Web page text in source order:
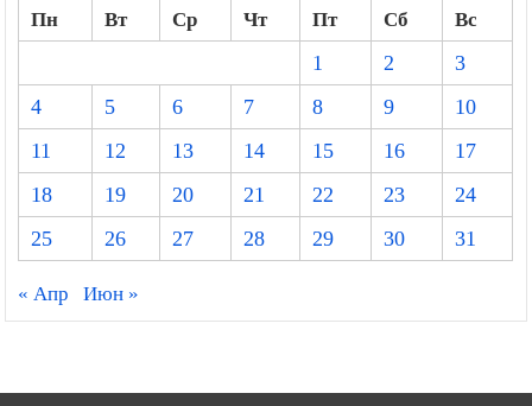
Пн Вт Ср Чт Пт Сб
Вс
1
2
3
4
5 6 7 8 9
10
11
12 13 14 15 16
17
18
19 20 21 22 23
24
25
26 27 28 29 30 31
« Апр Июн »